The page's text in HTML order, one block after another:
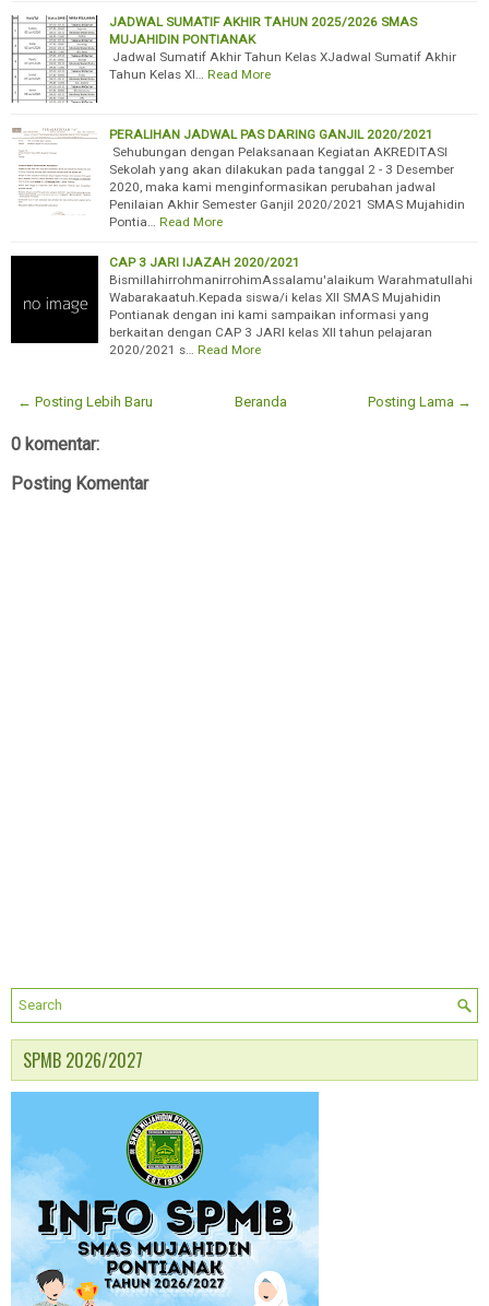
JADWAL SUMATIF AKHIR TAHUN 2025/2026 SMAS
MUJAHIDIN PONTIANAK
Jadwal Sumatif Akhir Tahun Kelas XJadwal Sumatif Akhir
Tahun Kelas XI… Read More
PERALIHAN JADWAL PAS DARING GANJIL 2020/2021
Sehubungan dengan Pelaksanaan Kegiatan AKREDITASI
Sekolah yang akan dilakukan pada tanggal 2 - 3 Desember
2020, maka kami menginformasikan perubahan jadwal
Penilaian Akhir Semester Ganjil 2020/2021 SMAS Mujahidin
Pontia… Read More
CAP 3 JARI IJAZAH 2020/2021
BismillahirrohmanirrohimAssalamu'alaikum Warahmatullahi
Wabarakaatuh.Kepada siswa/i kelas XII SMAS Mujahidin
Pontianak dengan ini kami sampaikan informasi yang
berkaitan dengan CAP 3 JARI kelas XII tahun pelajaran
2020/2021 s… Read More
← Posting Lebih Baru Posting Lama →
Beranda
0 komentar:
Posting Komentar
SPMB 2026/2027